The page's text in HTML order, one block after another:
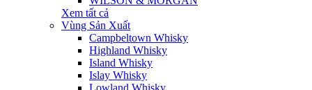
Xem tất cả
Vùng Sản Xuất
Campbeltown Whisky
Highland Whisky
Island Whisky
Islay Whisky
Lowland Whisky